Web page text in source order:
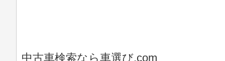
中古車検索なら車選び.com